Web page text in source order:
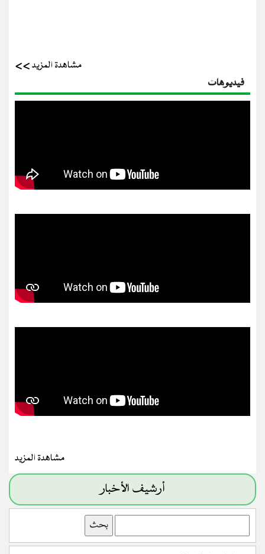
مشاهدة المزيد >>
فيديوهات
مشاهدة المزيد
أرشيف الأخبار